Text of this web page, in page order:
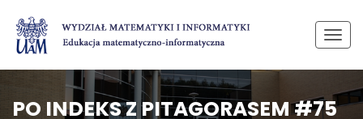
PO INDEKS Z PITAGORASEM #75